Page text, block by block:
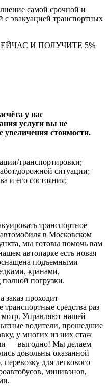
самой срочной и
с эвакуацией транспортных
И ПОЛУЧИТЕ 5%
у нас
услуги вы не
увеличения стоимости.
транспортировки;
дорожной ситуации;
и его состояния;
транспортное
автомобиля в Московском
мы готовы помочь вам
автопарке есть новая
подъемными
кранами,
погрузки.
проходит
средства раз
Управляют нашей
водители, прошедшие
у многих из них стаж
— выгодно! Мы делаем
довольны оказанной
для легкового
минивэнов,